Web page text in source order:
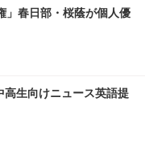
」春日部・桜蔭が個人優
生向けニュース英語提